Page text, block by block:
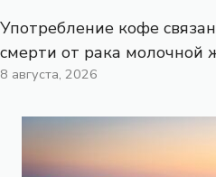
Употребление кофе
смерти от рака молочной
8 августа, 2026